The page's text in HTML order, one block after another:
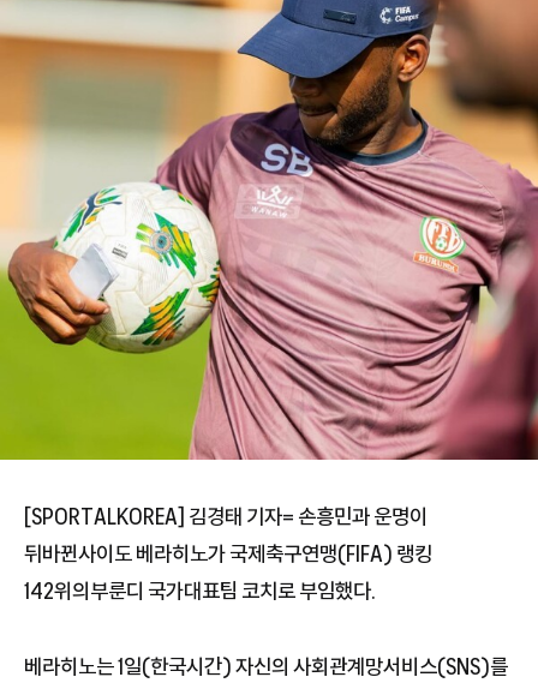
[SPORTALKOREA] 김경태 기자= 손흥민과 운명이
뒤바뀐사이도 베라히노가 국제축구연맹(FIFA) 랭킹
142위의부룬디 국가대표팀 코치로 부임했다.
베라히노는 1일(한국시간) 자신의 사회관계망서비스(SNS)를